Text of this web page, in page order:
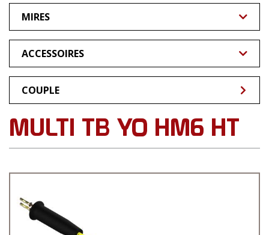
Multi TBYO
Multi Slit YO
Multi FFO
Custom
MIRES
MR Circulaire
MR & MRL Linéaire
MMRL
ACCESSOIRES
Splitters
Autres
COUPLE
MULTI TB YO HM6 HT